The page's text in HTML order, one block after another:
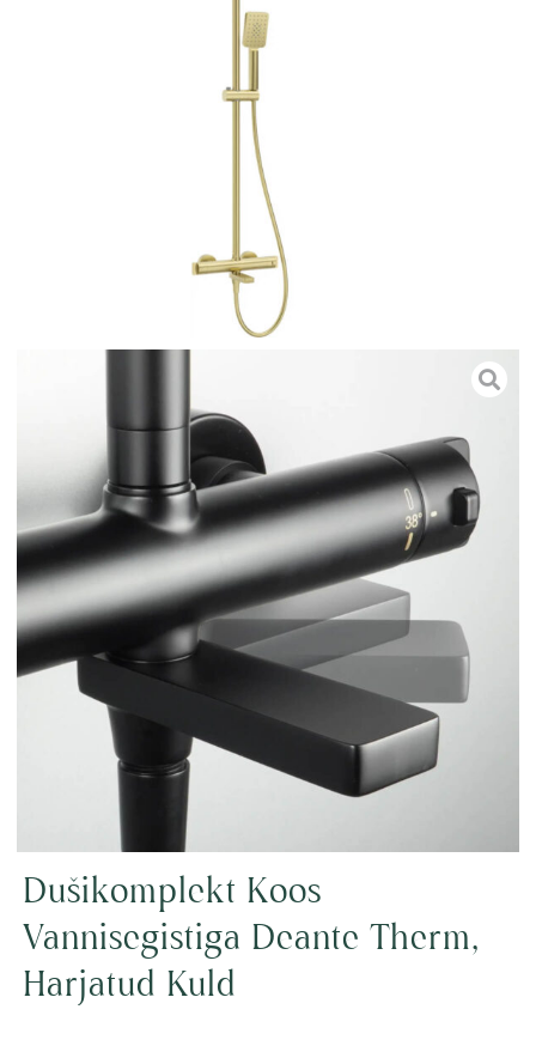
Dušikomplekt Koos
Vannisegistiga Deante Therm,
Harjatud Kuld